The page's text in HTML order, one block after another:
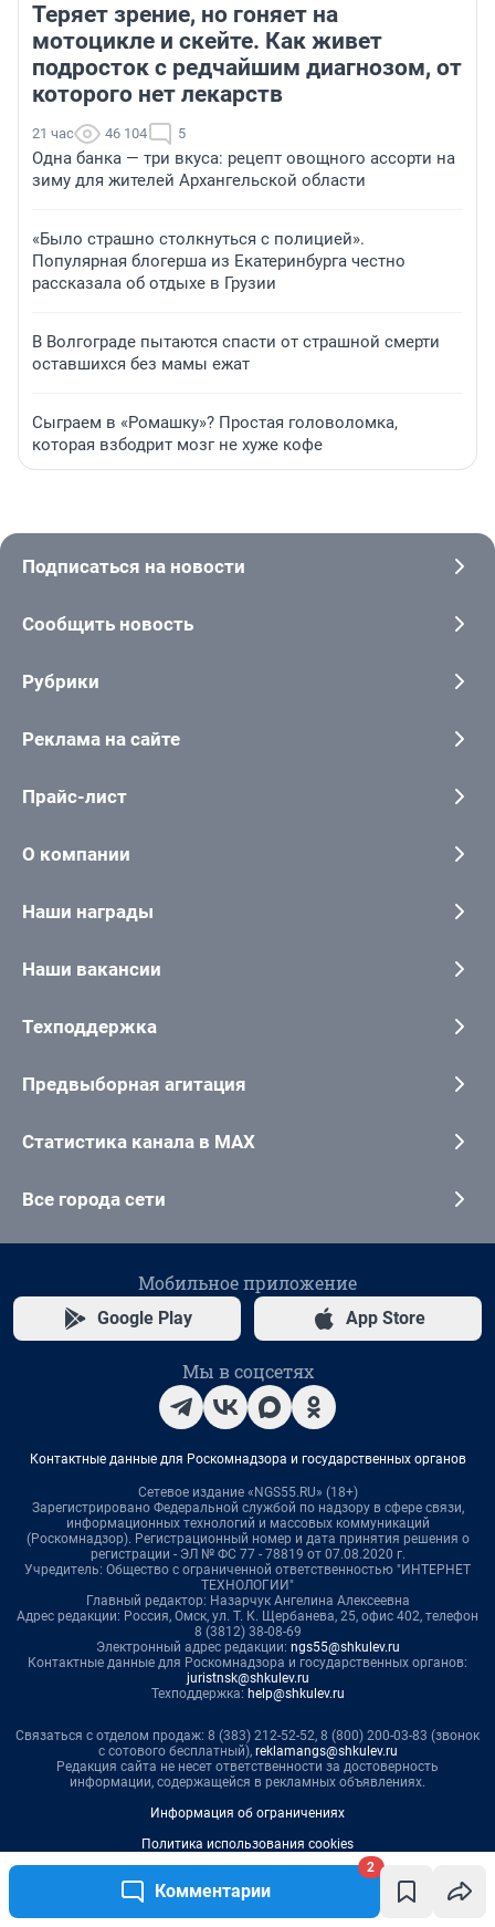
Комментарии
2
Теряет зрение, но гоняет на
мотоцикле и скейте. Как живет
подросток с редчайшим диагнозом, от
которого нет лекарств
21 час 46 104 5
Одна банка — три вкуса: рецепт овощного ассорти на
зиму для жителей Архангельской области
«Было страшно столкнуться с полицией».
Популярная блогерша из Екатеринбурга честно
рассказала об отдыхе в Грузии
В Волгограде пытаются спасти от страшной смерти
оставшихся без мамы ежат
Сыграем в «Ромашку»? Простая головоломка,
которая взбодрит мозг не хуже кофе
Подписаться на новости
Сообщить новость
Рубрики
Реклама на сайте
Прайс-лист
О компании
Наши награды
Наши вакансии
Техподдержка
Предвыборная агитация
Статистика канала в MAX
Все города сети
Мобильное приложение
Google Play App Store
Мы в соцсетях
Контактные данные для Роскомнадзора и государственных органов
Сетевое издание «NGS55.RU» (18+)
Зарегистрировано Федеральной службой по надзору в сфере связи,
информационных технологий и массовых коммуникаций
(Роскомнадзор). Регистрационный номер и дата принятия решения о
регистрации - ЭЛ № ФС 77 - 78819 от 07.08.2020 г.
Учредитель: Общество с ограниченной ответственностью "ИНТЕРНЕТ
ТЕХНОЛОГИИ"
Главный редактор: Назарчук Ангелина Алексеевна
Адрес редакции: Россия, Омск, ул. Т. К. Щербанева, 25, офис 402, телефон
8 (3812) 38-08-69
Электронный адрес редакции: ngs55@shkulev.ru
Контактные данные для Роскомнадзора и государственных органов:
juristnsk@shkulev.ru
Техподдержка: help@shkulev.ru
Связаться с отделом продаж: 8 (383) 212-52-52, 8 (800) 200-03-83 (звонок
с сотового бесплатный), reklamangs@shkulev.ru
Редакция сайта не несет ответственности за достоверность
информации, содержащейся в рекламных объявлениях.
Информация об ограничениях
Политика использования cookies
Пользовательское соглашение сервиса «Подписка без баннерной
рекламы»